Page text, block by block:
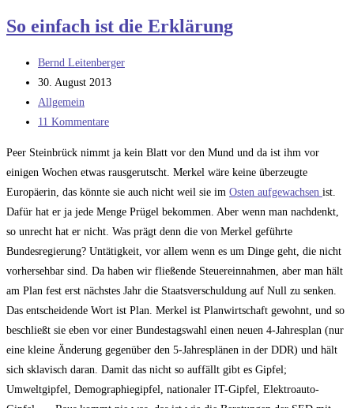
So einfach ist die Erklärung
Beitrags-
Autor:
Bernd Leitenberger
Beitrag
veröffentlicht:
30. August 2013
Beitrags-
Kategorie:
Allgemein
Beitrags-
11 Kommentare
Peer Steinbrück nimmt ja kein Blatt vor den Mund und da ist ihm vor
einigen Wochen etwas rausgerutscht. Merkel wäre keine überzeugte
Europäerin, das könnte sie auch nicht weil sie im Osten aufgewachsen ist.
Dafür hat er ja jede Menge Prügel bekommen. Aber wenn man nachdenkt,
so unrecht hat er nicht. Was prägt denn die von Merkel geführte
Bundesregierung? Untätigkeit, vor allem wenn es um Dinge geht, die nicht
vorhersehbar sind. Da haben wir fließende Steuereinnahmen, aber man hält
am Plan fest erst nächstes Jahr die Staatsverschuldung auf Null zu senken.
Das entscheidende Wort ist Plan. Merkel ist Planwirtschaft gewohnt, und so
beschließt sie eben vor einer Bundestagswahl einen neuen 4-Jahresplan (nur
eine kleine Änderung gegenüber den 5-Jahresplänen in der DDR) und hält
sich sklavisch daran. Damit das nicht so auffällt gibt es Gipfel;
Umweltgipfel, Demographiegipfel, nationaler IT-Gipfel, Elektroauto-